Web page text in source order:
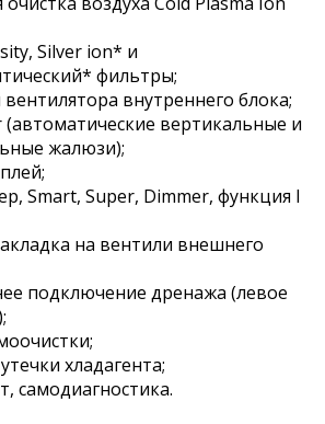
Silver ion* и
фильтры;
вентилятора внутреннего блока;
(автоматические вертикальные и
жалюзи);
Smart, Super, Dimmer, функция I
на вентили внешнего
подключение дренажа (левое
хладагента;
самодиагностика.